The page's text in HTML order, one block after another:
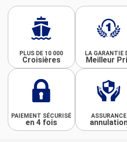
PLUS DE 10 000
Croisières
LA GARANTIE
Meilleur
PAIEMENT SÉCURISÉ
en 4 fois
ASSURANCE